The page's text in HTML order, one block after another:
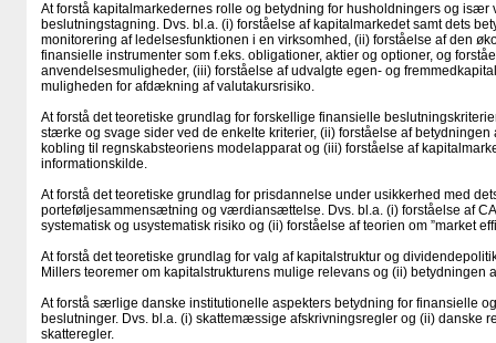
At forstå kapitalmarkedernes rolle og betydning for husholdningers og især
beslutningstagning. Dvs. bl.a. (i) forståelse af kapitalmarkedet samt dets
monitorering af ledelsesfunktionen i en virksomhed, (ii) forståelse af den
finansielle instrumenter som f.eks. obligationer, aktier og optioner, og
anvendelsesmuligheder, (iii) forståelse af udvalgte egen- og
muligheden for afdækning af valutakursrisiko.
At forstå det teoretiske grundlag for forskellige finansielle
stærke og svage sider ved de enkelte kriterier, (ii) forståelse af betydningen
kobling til regnskabsteoriens modelapparat og (iii) forståelse af
informationskilde.
At forstå det teoretiske grundlag for prisdannelse under usikkerhed med
porteføljesammensætning og værdiansættelse. Dvs. bl.a. (i) forståelse af
systematisk og usystematisk risiko og (ii) forståelse af teorien om ”market
At forstå det teoretiske grundlag for valg af kapitalstruktur og
Millers teoremer om kapitalstrukturens mulige relevans og (ii) betydningen
At forstå særlige danske institutionelle aspekters betydning for finansielle
beslutninger. Dvs. bl.a. (i) skattemæssige afskrivningsregler og (ii) danske
skatteregler.